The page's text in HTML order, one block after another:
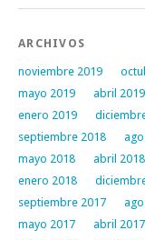
ARCHIVOS
noviembre 2019
mayo 2019
abril 2019
enero 2019
septiembre 2018
mayo 2018
abril 2018
enero 2018
septiembre 2017
mayo 2017
abril 2017